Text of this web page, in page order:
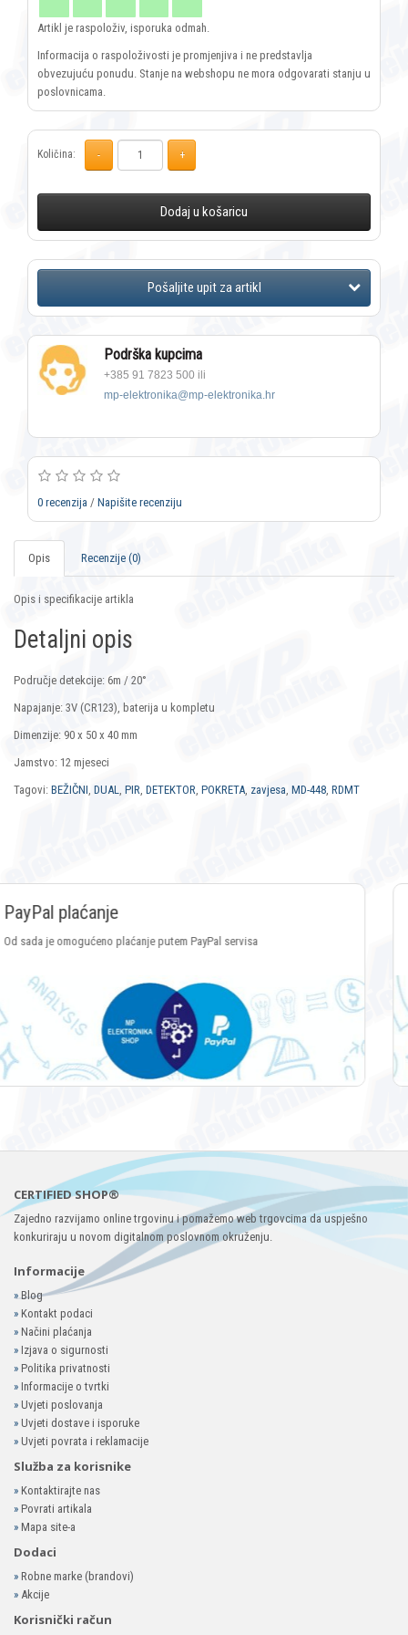
Artikl je raspoloživ, isporuka odmah.
Informacija o raspoloživosti je promjenjiva i ne predstavlja
obvezujuću ponudu. Stanje na webshopu ne mora odgovarati stanju u
poslovnicama.
Količina:
Dodaj u košaricu
Podrška kupcima
+385 91 7823 500 ili
mp-elektronika@mp-elektronika.hr
0 recenzija / Napišite recenziju
Opis Recenzije (0)
Opis i specifikacije artikla
Detaljni opis
Područje detekcije: 6m / 20°
Napajanje: 3V (CR123), baterija u kompletu
Dimenzije: 90 x 50 x 40 mm
Jamstvo: 12 mjeseci
Tagovi: BEŽIČNI, DUAL, PIR, DETEKTOR, POKRETA, zavjesa, MD-448, RDMT
Plaćanje Crypto valutama
Plaćanje putem svih vrsta Crypto valuta
CERTIFIED SHOP®
Zajedno razvijamo online trgovinu i pomažemo web trgovcima da uspješno
konkuriraju u novom digitalnom poslovnom okruženju.
Informacije
»Blog
» Kontakt podaci
» Načini plaćanja
» Izjava o sigurnosti
» Politika privatnosti
» Informacije o tvrtki
» Uvjeti poslovanja
» Uvjeti dostave i isporuke
» Uvjeti povrata i reklamacije
Služba za korisnike
» Kontaktirajte nas
» Povrati artikala
» Mapa site-a
Dodaci
» Robne marke (brandovi)
» Akcije
Korisnički račun